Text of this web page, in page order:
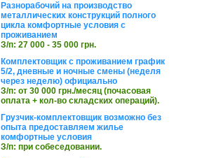
Разнорабочий на производство
металлических конструкций полного
цикла комфортные условия с
проживанием
З/п: 27 000 - 35 000 грн.
Комплектовщик с проживанием график
5/2, дневные и ночные смены (неделя
через неделю) официально
З/п: от 30 000 грн./месяц (почасовая
оплата + кол-во складских операций).
Грузчик-комплектовщик возможно без
опыта предоставляем жилье
комфортные условия
З/п: при собеседовании.